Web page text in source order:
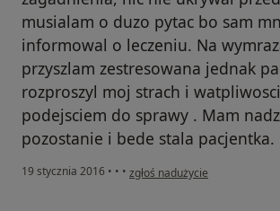
musialam o duzo pytac bo sam
informowal o leczeniu. Na
przyszlam zestresowana jednak
rozproszyl moj strach i
podejsciem do sprawy . Mam
pozostanie i bede stala pacjentka.
19 stycznia 2016 • • • w opinii użytkownika Konto
zgłoś nadużycie